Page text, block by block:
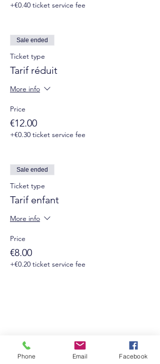
+€0.40 ticket service fee
Sale ended
Ticket type
Tarif réduit
More info
Price
€12.00
+€0.30 ticket service fee
Sale ended
Ticket type
Tarif enfant
More info
Price
€8.00
+€0.20 ticket service fee
Suivez-nous sur les réseaux sociaux :
Phone Email Facebook